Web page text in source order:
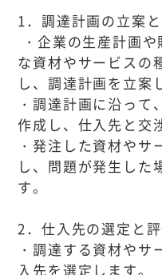
1．調達計画の立案
・企業の生産計画
な資材やサービスの
し、調達計画を立案
・調達計画に沿って
作成し、仕入先と交
・発注した資材やサ
し、問題が発生した
す。
2．仕入先の選定と
・調達する資材やサ
入先を選定します。